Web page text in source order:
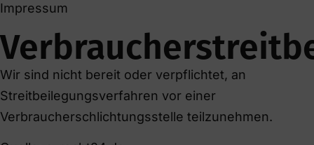
Impressum
Wir sind nicht bereit oder verpflichtet, an
Streitbeilegungsverfahren vor einer
Verbraucherschlichtungsstelle teilzunehmen.